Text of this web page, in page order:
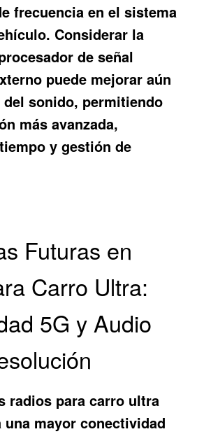
frecuencia en el sistema
Considerar la
de señal
puede mejorar aún
sonido, permitiendo
más avanzada,
y gestión de
Futuras en
Carro Ultra:
5G y Audio
radios para carro ultra
mayor conectividad